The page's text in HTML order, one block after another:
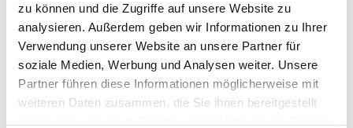
zu können und die Zugriffe auf unsere Website zu
analysieren. Außerdem geben wir Informationen zu Ihrer
Verwendung unserer Website an unsere Partner für
soziale Medien, Werbung und Analysen weiter. Unsere
Partner führen diese Informationen möglicherweise mit
weiteren Daten zusammen, die Sie ihnen bereitgestellt